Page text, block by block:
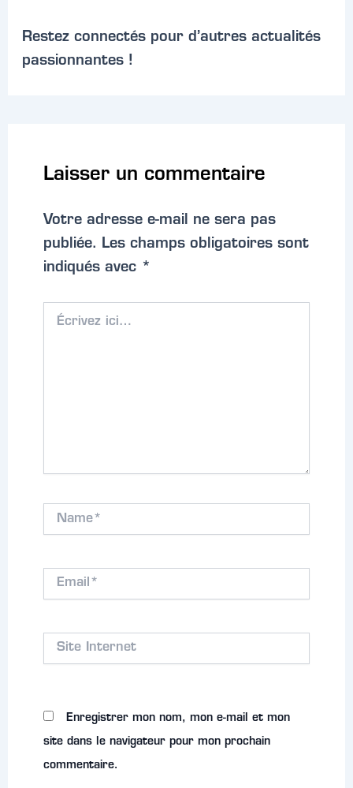
Restez connectés pour d’autres actualités
passionnantes !
Laisser un commentaire
Votre adresse e-mail ne sera pas
publiée. Les champs obligatoires sont
indiqués avec *
ici…
Name*
Email*
Site
Enregistrer mon nom, mon e-mail et mon
site dans le navigateur pour mon prochain
commentaire.